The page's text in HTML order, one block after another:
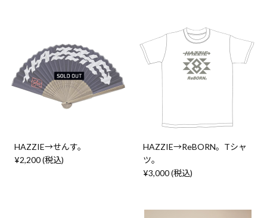
HAZZIE→せんす。
¥2,200 (税込)
HAZZIE→ReBORN。Tシャ
ツ。
¥3,000 (税込)